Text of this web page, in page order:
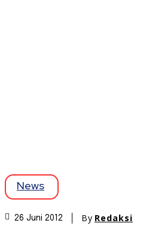
News
26 Juni 2012 By Redaksi